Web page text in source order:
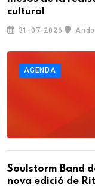
cultural
31-07-2026
AGENDA
Soulstorm Band
nova edició de